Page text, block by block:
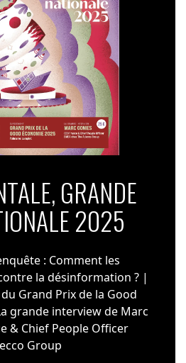
GRANDE
2025
: Comment les
la désinformation ? |
Grand Prix de la Good
grande interview de Marc
& Chief People Officer
Group